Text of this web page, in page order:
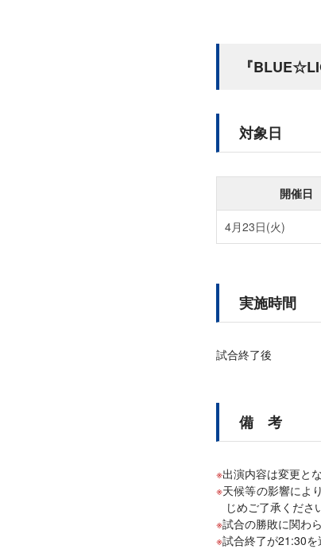
『
対象日
開催日
4月23日(火)
実施時間
試合終了後
備 考
出演内容は変更と
天候等の影響によ
じめご了承くださ
試合の勝敗に関わ
試合終了が21:30